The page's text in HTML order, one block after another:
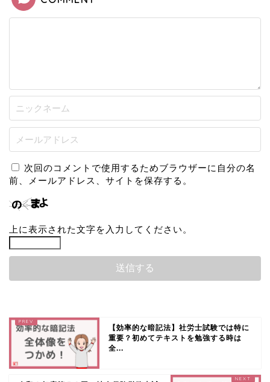
次回のコメントで使用するためブラウザーに自分の名
前、メールアドレス、サイトを保存する。
上に表示された文字を入力してください。
【効率的な暗記法】社労士試験では特に
重要？初めてテキストを勉強する時は
全...